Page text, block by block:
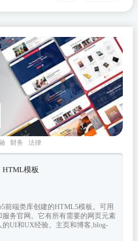
财务 法律
HTML模板
前端类库创建的HTML5模板。可用
务官网。它有所有需要的网页元素
UI和UX经验。主页和博客,blog-